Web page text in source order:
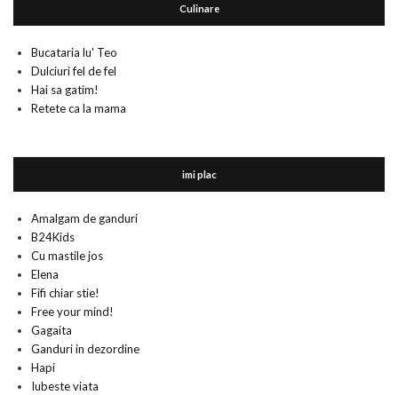
Culinare
Bucataria lu' Teo
Dulciuri fel de fel
Hai sa gatim!
Retete ca la mama
imi plac
Amalgam de ganduri
B24Kids
Cu mastile jos
Elena
Fifi chiar stie!
Free your mind!
Gagaita
Ganduri in dezordine
Hapi
Iubeste viata